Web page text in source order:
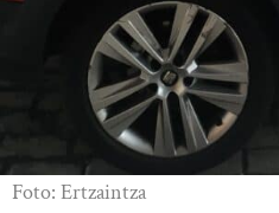
Foto: Ertzaintza